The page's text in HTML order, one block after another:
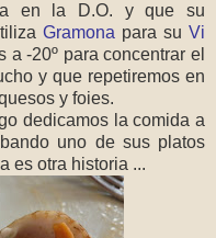
en la D.O. y que su
Gramona para suVi
-20º para concentrar el
y que repetiremos en
y foies.
dedicamos la comida a
uno de sus platos
es otra historia ...